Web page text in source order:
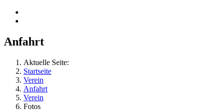
Anfahrt
Aktuelle Seite:
Startseite
Verein
Anfahrt
Verein
Fotos